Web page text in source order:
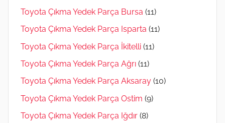
Toyota Çıkma Yedek Parça Bursa (11)
Toyota Çıkma Yedek Parça Isparta (11)
Toyota Çıkma Yedek Parça İkitelli (11)
Toyota Çıkma Yedek Parça Ağrı (11)
Toyota Çıkma Yedek Parça Aksaray (10)
Toyota Çıkma Yedek Parça Ostim (9)
Toyota Çıkma Yedek Parça Iğdır (8)